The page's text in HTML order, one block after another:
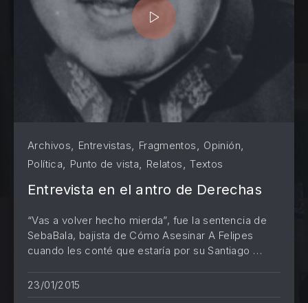
Archivos, Entrevistas, Fragmentos, Opinión,
Política, Punto de vista, Relatos,Textos
Entrevista en el antro de Derechas
“Vas a volver hecho mierda”, fue la sentencia de
SebaBala, bajista de Cómo Asesinar A Felipes
cuando les conté que estaría por su Santiago …
23/01/2015